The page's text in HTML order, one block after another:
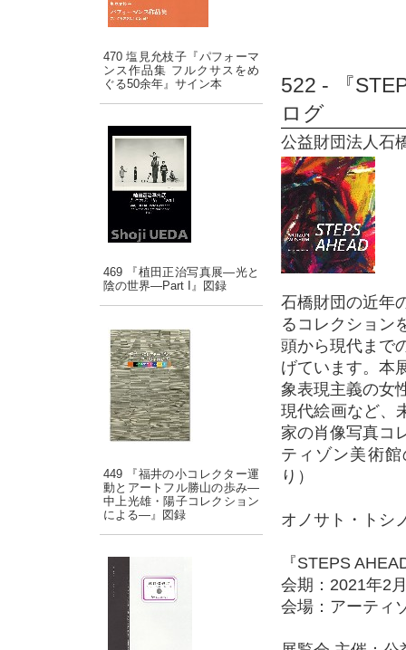
470 塩見允枝子『パフォーマ
ンス作品集 フルクサスをめ
ぐる50余年』サイン本
469 『植田正治写真展―光と
陰の世界―Part I』図録
449 『福井の小コレクター運
動とアートフル勝山の歩み―
中上光雄・陽子コレクション
による―』図録
522 - 『
ログ
公益財団法人石
石橋財団の近年
るコレクション
頭から現代まで
げています。本
象表現主義の女
現代絵画など、
家の肖像写真コ
ティゾン美術
り）
オノサト・トシ
『STEPS
会期：2021年2
会場：アーティ